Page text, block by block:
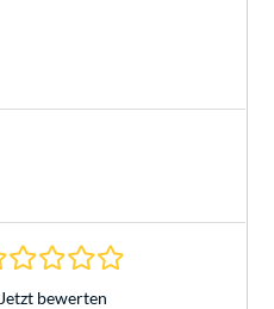
0.0 Sterne bei 0
Jetzt bewerten